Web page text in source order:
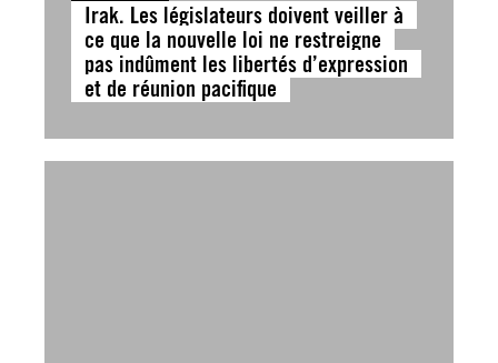
Irak. Les législateurs doivent veiller à
ce que la nouvelle loi ne restreigne
pas indûment les libertés d’expression
et de réunion pacifique